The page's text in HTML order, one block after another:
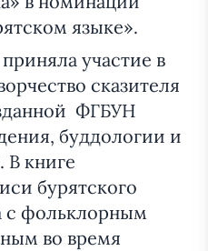
языке».
участие в
сказителя
ФГБУН
буддологии и
книге
бурятского
с фольклорным
во время